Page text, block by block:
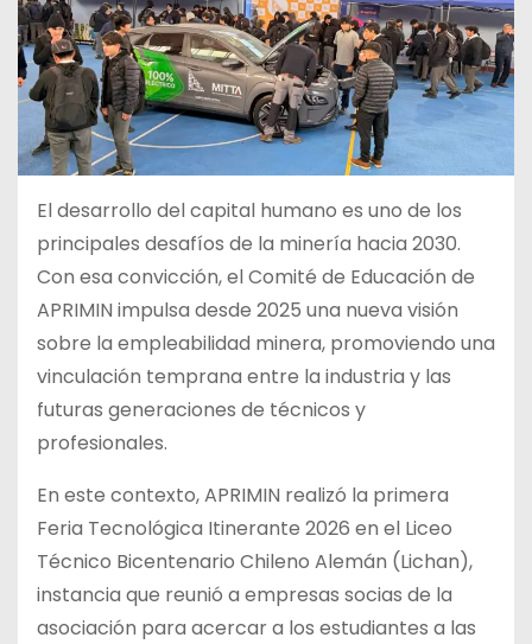
El desarrollo del capital humano es uno de los
principales desafíos de la minería hacia 2030.
Con esa convicción, el Comité de Educación de
APRIMIN impulsa desde 2025 una nueva visión
sobre la empleabilidad minera, promoviendo una
vinculación temprana entre la industria y las
futuras generaciones de técnicos y
profesionales.
En este contexto, APRIMIN realizó la primera
Feria Tecnológica Itinerante 2026 en el Liceo
Técnico Bicentenario Chileno Alemán (Lichan),
instancia que reunió a empresas socias de la
asociación para acercar a los estudiantes a las